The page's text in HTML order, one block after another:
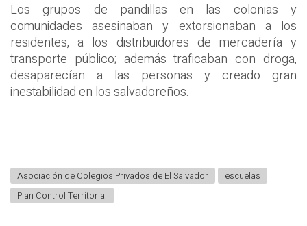
Los grupos de pandillas en las colonias y
comunidades asesinaban y extorsionaban a los
residentes, a los distribuidores de mercadería y
transporte público; además traficaban con droga,
desaparecían a las personas y creado gran
inestabilidad en los salvadoreños.
Asociación de Colegios Privados de El Salvador
escuelas
Plan Control Territorial